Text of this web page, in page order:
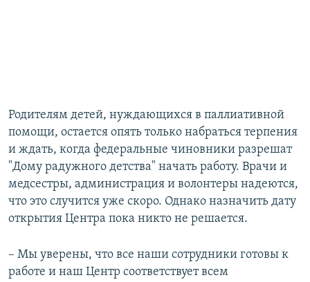
Родителям детей, нуждающихся в паллиативной
помощи, остается опять только набраться терпения
и ждать, когда федеральные чиновники разрешат
"Дому радужного детства" начать работу. Врачи и
медсестры, администрация и волонтеры надеются,
что это случится уже скоро. Однако назначить дату
открытия Центра пока никто не решается.
– Мы уверены, что все наши сотрудники готовы к
работе и наш Центр соответствует всем